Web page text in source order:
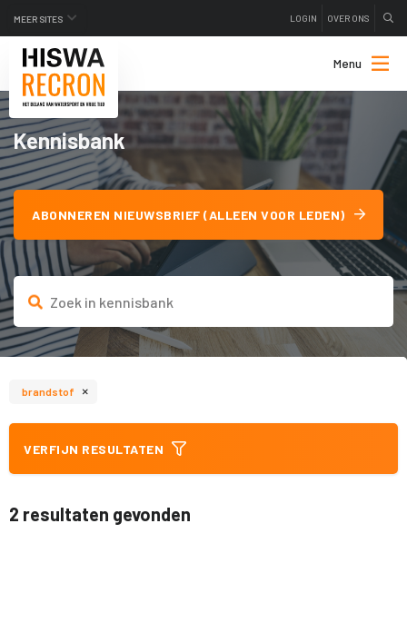
MEER SITES LOGIN OVER ONS
Menu
Kennisbank
ABONNEREN NIEUWSBRIEF (ALLEEN VOOR LEDEN)
brandstof ×
VERFIJN RESULTATEN
2 resultaten gevonden